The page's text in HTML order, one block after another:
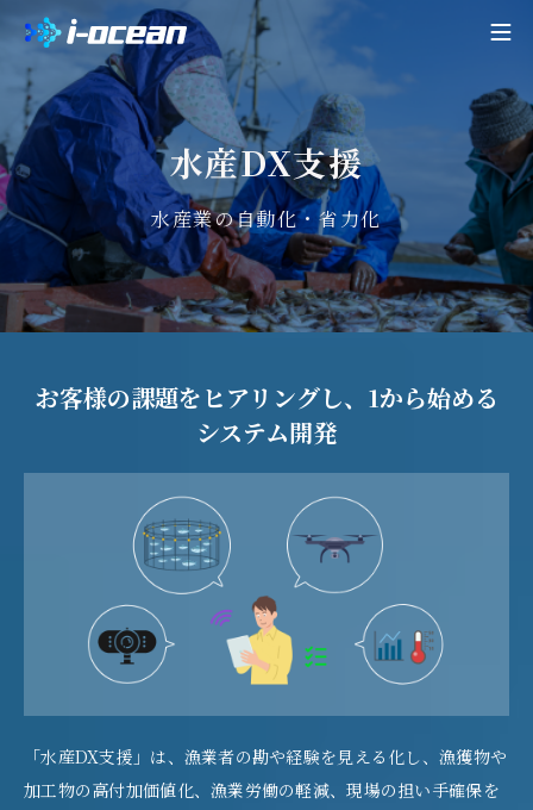
水産DX支援
水産業の自動化・省力化
お客様の課題をヒアリングし、1から始める
システム開発
「水産DX支援」は、漁業者の勘や経験を見える化し、漁獲物や
加工物の高付加価値化、漁業労働の軽減、現場の担い手確保を